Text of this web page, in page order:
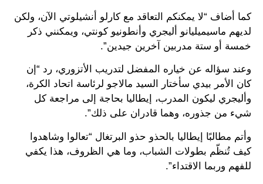
كما أضاف “لا يمكنكم التعاقد مع كارلو أنشيلوتي الآن، ولكن
لديهم ماسيميليانو أليجري وأنطونيو كونتي، ويمكنني ذكر
خمسة أو ستة مدربين آخرين جيدين”.
وعند سؤاله عن خياره المفضل لتدريب الأتزوري، رد “إن
كان الأمر بيدي سأختار السيد مالاجو لرئاسة اتحاد الكرة،
وأليجري ليكون المدرب، إيطاليا بحاجة إلى مراجعة كل
شيء من جذوره، وهما قادران على ذلك”.
وأتم مطالبًا إيطاليا بالحذو حذو البرتغال “تعالوا وشاهدوا
كيف تُنظّم بطولات الشباب، وما هي الظروف، هذا يكفي
للفهم وربما الاقتداء”.